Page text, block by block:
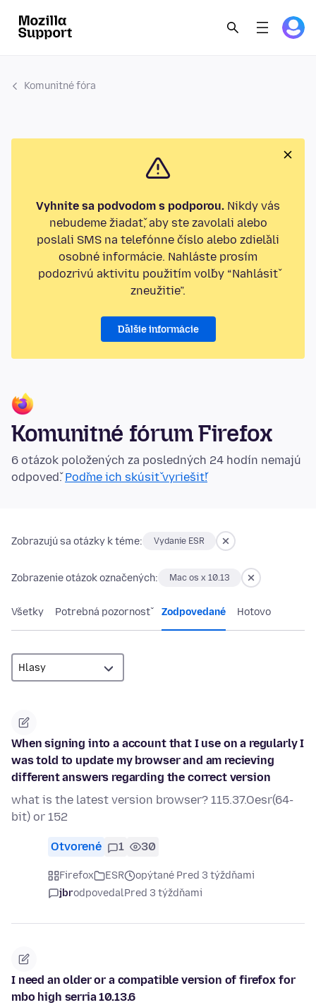
Komunitné fóra
Vyhnite sa podvodom s podporou. Nikdy vás
nebudeme žiadať, aby ste zavolali alebo
poslali SMS na telefónne číslo alebo zdieľali
osobné informácie. Nahláste prosím
podozrivú aktivitu použitím voľby “Nahlásiť
zneužitie”.
Ďalšie informácie
Komunitné fórum Firefox
6 otázok položených za posledných 24 hodín nemajú
odpoveď.Poďme ich skúsiť vyriešiť!
Zobrazujú sa otázky k téme: Vydanie ESR
Zobrazenie otázok označených: Mac os x 10.13
Všetky Potrebná pozornosť Zodpovedané Hotovo
When signing into a account that I use on a regularly I
was told to update my browser and am recieving
different answers regarding the correct version
what is the latest version browser? 115.37.Oesr(64-
bit) or 152
Otvorené 1 30
Firefox ESR
opýtané Pred 3 týždňami
jbrodpovedalPred 3 týždňami
I need an older or a compatible version of firefox for
mbo high serria 10.13.6